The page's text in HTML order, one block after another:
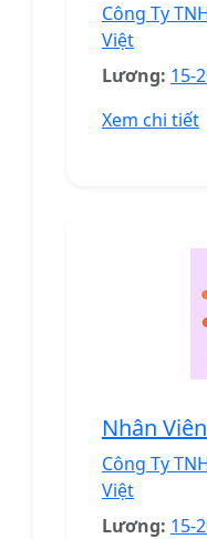
Công Ty
Việt
Lương: 15-
Xem chi tiết
Nhân
Công Ty
Việt
Lương: 15-